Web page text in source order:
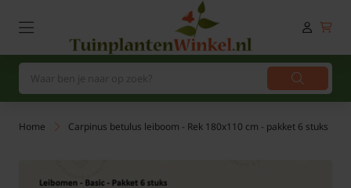
Home Carpinus betulus leiboom - Rek 180x110 cm - pakket 6 stuks